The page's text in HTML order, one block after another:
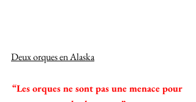
Deux orques en Alaska
“Les orques ne sont pas une menace pour